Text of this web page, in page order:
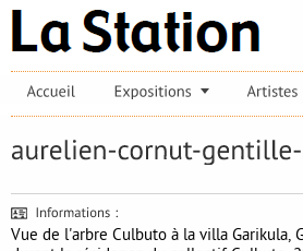
Vue de l'arbre Culbuto à la villa Garikula,